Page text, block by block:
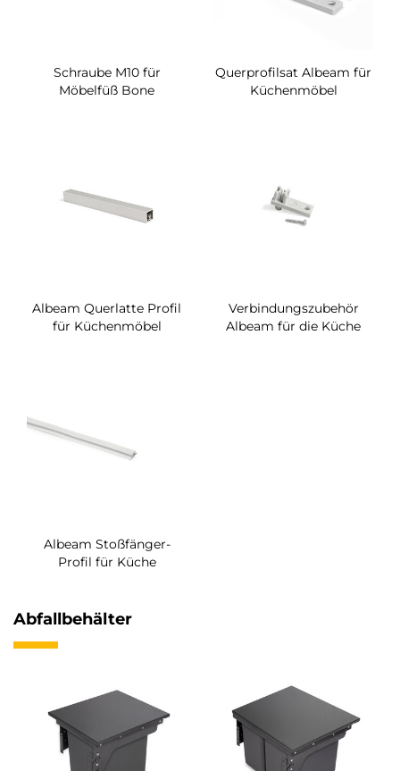
Schraube M10 für
Möbelfüß Bone
Querprofilsat Albeam für
Küchenmöbel
Albeam Querlatte Profil
für Küchenmöbel
Verbindungszubehör
Albeam für die Küche
Albeam Stoßfänger-
Profil für Küche
Abfallbehälter